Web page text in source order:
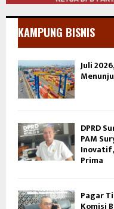
KAMPUNG BISNIS
Juli
DPRD
PAM
Prima
Pagar
Komisi